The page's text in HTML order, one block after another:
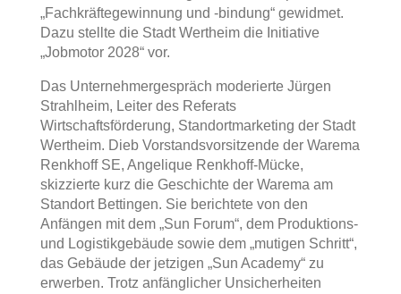
„Fachkräftegewinnung und -bindung“ gewidmet.
Dazu stellte die Stadt Wertheim die Initiative
„Jobmotor 2028“ vor.
Das Unternehmergespräch moderierte Jürgen
Strahlheim, Leiter des Referats
Wirtschaftsförderung, Standortmarketing der Stadt
Wertheim. Dieb Vorstandsvorsitzende der Warema
Renkhoff SE, Angelique Renkhoff-Mücke,
skizzierte kurz die Geschichte der Warema am
Standort Bettingen. Sie berichtete von den
Anfängen mit dem „Sun Forum“, dem Produktions-
und Logistikgebäude sowie dem „mutigen Schritt“,
das Gebäude der jetzigen „Sun Academy“ zu
erwerben. Trotz anfänglicher Unsicherheiten